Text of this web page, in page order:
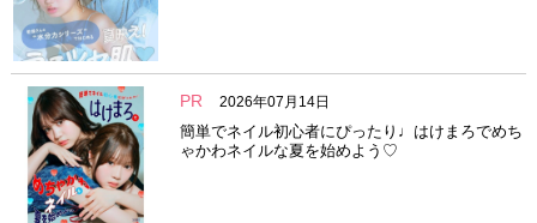
PR 2026年07月14日
簡単でネイル初心者にぴったり♩はけまろでめち
ゃかわネイルな夏を始めよう♡